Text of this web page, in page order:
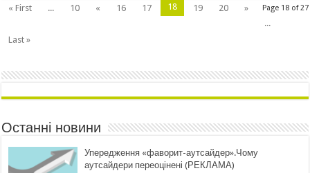
Page 18 of 27
« First ... 10 « 16 17 18 19 20
»
...
Last »
Останні новини
Упередження «фаворит-аутсайдер».Чому
аутсайдери переоцінені (РЕКЛАМА)